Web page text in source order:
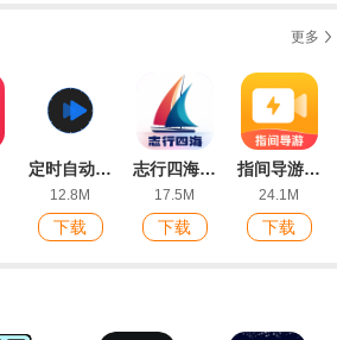
更多
定时自动触发器APP
12.8M
下载
志行四海app安卓版
17.5M
下载
指间导游app安卓版
24.1M
下载